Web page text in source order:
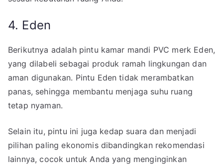
4. Eden
Berikutnya adalah pintu kamar mandi PVC merk Eden,
yang dilabeli sebagai produk ramah lingkungan dan
aman digunakan. Pintu Eden tidak merambatkan
panas, sehingga membantu menjaga suhu ruang
tetap nyaman.
Selain itu, pintu ini juga kedap suara dan menjadi
pilihan paling ekonomis dibandingkan rekomendasi
lainnya, cocok untuk Anda yang menginginkan